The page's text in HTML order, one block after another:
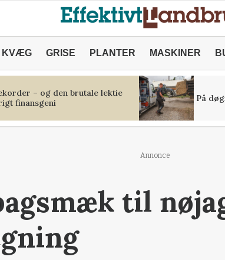
KVÆG GRISE PLANTER MASKINER
– og den brutale lektie
finansgeni
På
Annonce
til